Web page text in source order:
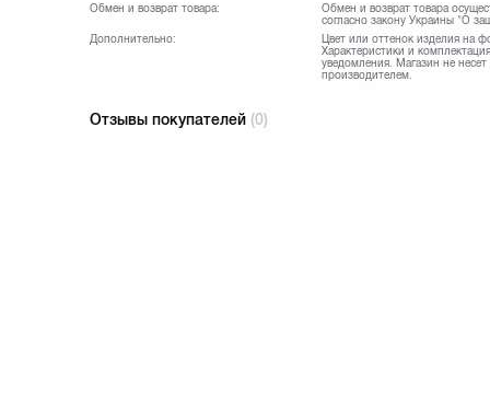
Обмен и возврат товара:
Обмен и возврат товара
согласно закону Украины "О
Дополнительно:
Цвет или оттенок изделия на
Характеристики и
уведомления. Магазин не
производителем.
Отзывы покупателей (0)